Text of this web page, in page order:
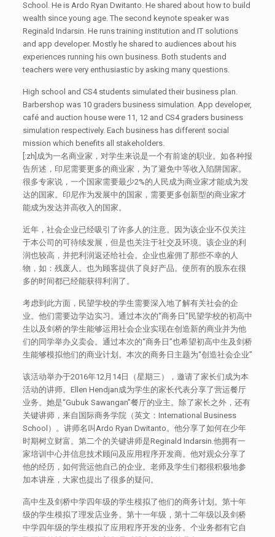
School. He is Ardo Ryan Dwitanto. He shared about how to build
wealth since young age. The second keynote speaker was
Reginald Indarsin. He runs training institution and IT solutions
and app developer. Mostly he shared to audiences about his
experiences running his own business. Both students and
teachers were very enthusiastic by asking many questions.
High school and CS4 students simulated their business plan.
Barbershop was 10 graders business simulation. App developer,
café and auction house were 11, 12 and CS4 graders business
simulation respectively. Each business has different social
mission which benefits all stakeholders.
[:zh]成为一名商业家，对学生来说是一个有前途的职业。如各种报
告所述，印尼需要更多的商业家，为了避免中等收入陷阱国家。
很多专家说，一个国家需要最少2%的人民成为商业家才能成为发
达的国家。印尼作为发展中的国家，需要更多创新型的商业家才
能成为发达并高收入的国家。
近年，社会企业已经吸引了许多人的注意。因为该企业不仅关注
于本公司的可待续发展，但是也关注于社交及环境。该企业的利
润也较高，并把利润返还给社会。企业也雇佣了那些不幸的人
物，如：残废人。也为顾客提供了良好产品。使所有的股东在很
多的时间都已经能获得利润了。
考虑到此方面，民望学校的学生需要深入地了解有关社会的企
业。他们需要边学边实习。通过本次的“商务日”民望学校的初高中
生以及剑桥的学生能够运用社会企业实现在创造新的商业并为他
们的同学举办义卖会。通过本次的“商务日”也希望初高中生及剑桥
生能够模拟他们的商业计划。本次的商务日主题为“创造社会企业”
该活动举办于2016年12月14日（星期三），邀请了家长们成为本
活动的讲师。Ellen Hendjan成为学生的家长代表分享了营运餐厅
业务。她是“Gubuk Sawangan”餐厅的业主。除了家长之外，还有
关键讲师，来自国际商务学院（英文：International Business
School）。讲师名叫Ardo Ryan Dwitanto。他分享了如何在少年
时期树立财富。第二个的关键讲师是Reginald Indarsin.他拥有一
家培训中心并信息技术顾问及应用程序开发商。他对观众分享了
他的经历，如何营运他自己的企业。老师及学生们都很积极地参
加本讲座，大家也提出了很多的疑问。
高中生及剑桥中学四年级的学生模拟了他们的商务计划。第十年
级的学生模拟了理发店业务。第十一年级，第十二年级以及剑桥
中学四年级的学生模拟了应用程序开发的业务。个业务都有它自